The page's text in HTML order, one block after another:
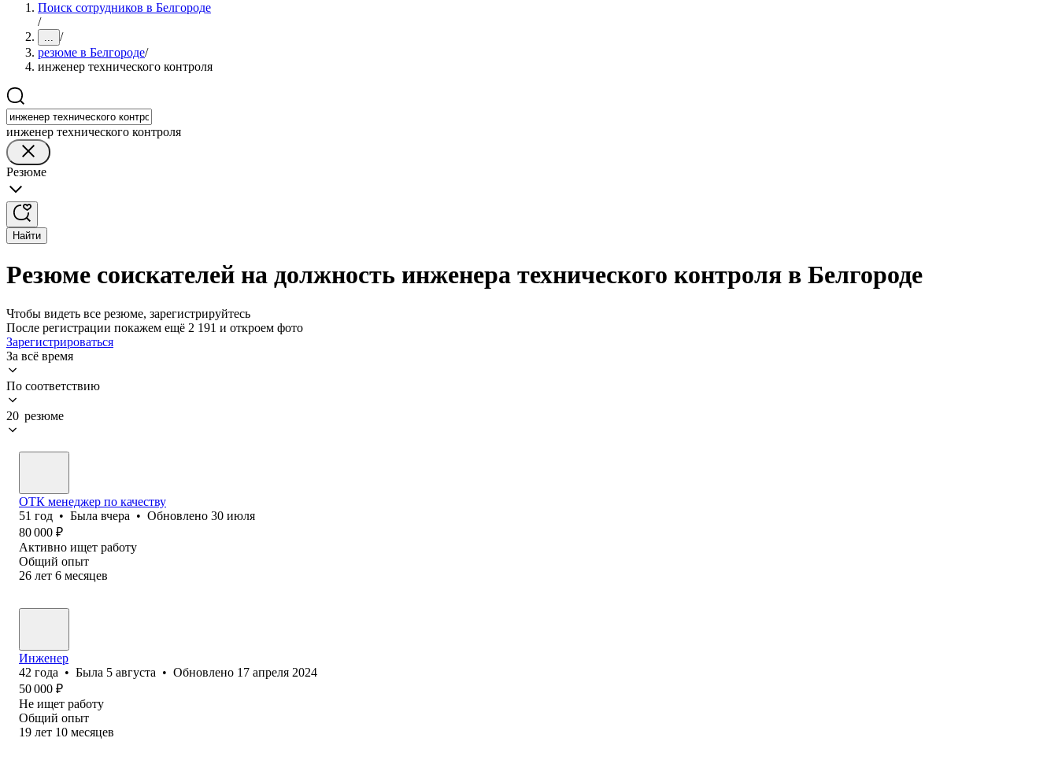
Поиск сотрудников в Белгороде
/
... /
резюме в Белгороде/
инженер технического контроля
инженер технического контроля
Резюме
Найти
Резюме соискателей на должность инженера технического контроля в Белгороде
Чтобы видеть все резюме, зарегистрируйтесь
После регистрации покажем ещё 2 191 и откроем фото
Зарегистрироваться
За всё время
По соответствию
20 резюме
ОТК менеджер по качеству
51 год • Была вчера • Обновлено 30 июля
80 000 ₽
Активно ищет работу
Общий опыт
26 лет 6 месяцев
Инженер
42 года • Была 5 августа • Обновлено 17 апреля 2024
50 000 ₽
Не ищет работу
Общий опыт
19 лет 10 месяцев